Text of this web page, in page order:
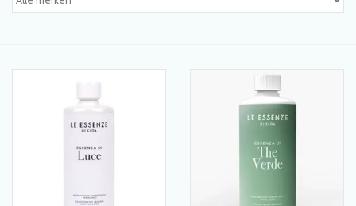
HANDZEPEN, TEXTIELSPRAYS,
KOOPJES